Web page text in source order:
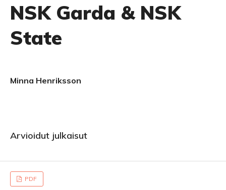
NSK Garda & NSK
State
Minna Henriksson
Arvioidut julkaisut
PDF